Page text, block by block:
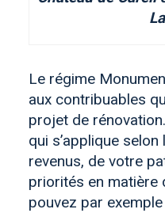
Le régime
aux contribuables
projet de
qui s’applique
revenus, de votre
priorités en matière
pouvez par